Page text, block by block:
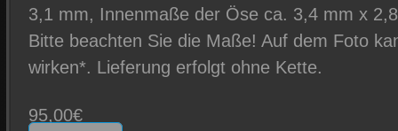
3,1 mm, Innenmaße der Öse ca. 3,4 mm x
Bitte beachten Sie die Maße! Auf dem Foto
wirken*. Lieferung erfolgt ohne Kette.
95,00€